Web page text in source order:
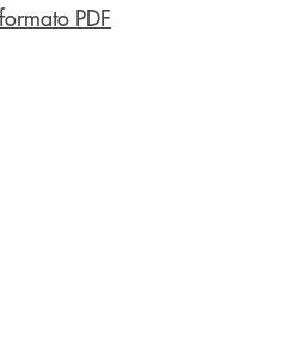
PDF